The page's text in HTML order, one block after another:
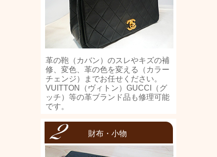
革の鞄（カバン）のスレやキズの補
修、変色、革の色を変える（カラー
チェンジ）までお任せください。
VUITTON（ヴィトン）GUCCI（グ
ッチ）等の革ブランド品も修理可能
です。
財布・小物